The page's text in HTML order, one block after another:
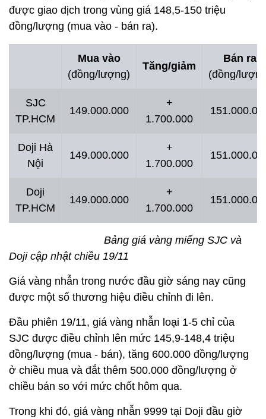
được giao dịch trong vùng giá 148,5-150 triệu
đồng/lượng (mua vào - bán ra).
Mua vào
(đồng/lượng)
Tăng/giảm
Bán ra
(đồng/
SJC
TP.HCM
149.000.000
+
1.700.000
Doji Hà
Nội
149.000.000
+
1.700.000
Doji
TP.HCM
149.000.000
+
1.700.000
Bảng giá vàng miếng SJC và
Doji cập nhật chiều 19/11
Giá vàng nhẫn trong nước đầu giờ sáng nay cũng
được một số thương hiệu điều chỉnh đi lên.
Đầu phiên 19/11, giá vàng nhẫn loại 1-5 chỉ của
SJC được điều chỉnh lên mức 145,9-148,4 triệu
đồng/lượng (mua - bán), tăng 600.000 đồng/lượng
ở chiều mua và đắt thêm 500.000 đồng/lượng ở
chiều bán so với mức chốt hôm qua.
Trong khi đó, giá vàng nhẫn 9999 tại Doji đầu giờ